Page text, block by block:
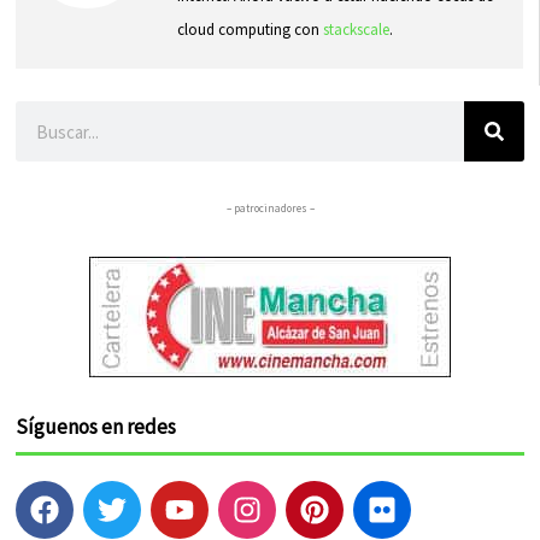
cloud computing con stackscale.
– patrocinadores –
Síguenos en redes
F
a
T
w
Y
o
I
n
P
i
F
l